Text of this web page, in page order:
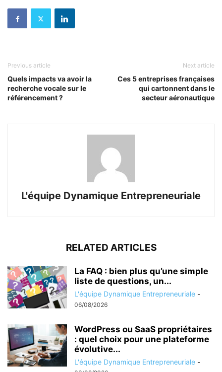
Previous article
Quels impacts va avoir la
recherche vocale sur le
référencement ?
Next article
Ces 5 entreprises françaises
qui cartonnent dans le
secteur aéronautique
L'équipe Dynamique Entrepreneuriale
RELATED ARTICLES
La FAQ : bien plus qu’une simple
liste de questions, un...
L'équipe Dynamique Entrepreneuriale -
06/08/2026
WordPress ou SaaS propriétaires
: quel choix pour une plateforme
évolutive...
L'équipe Dynamique Entrepreneuriale -